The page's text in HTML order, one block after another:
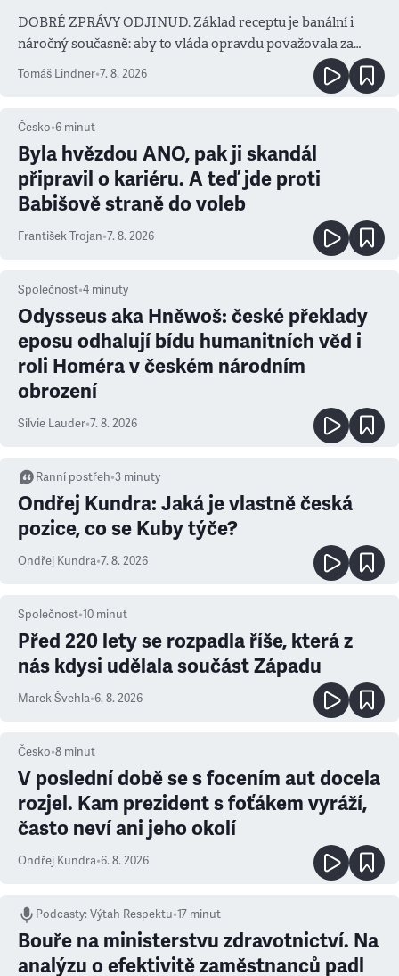
DOBRÉ ZPRÁVY ODJINUD. Základ receptu je banální i
náročný současně: aby to vláda opravdu považovala za
prioritu
Tomáš Lindner•7. 8. 2026
Česko•6 minut
Byla hvězdou ANO, pak ji skandál
připravil o kariéru. A teď jde proti
Babišově straně do voleb
František Trojan•7. 8. 2026
Společnost•4 minuty
Odysseus aka Hněwoš: české překlady
eposu odhalují bídu humanitních věd i
roli Homéra v českém národním
obrození
Silvie Lauder•7. 8. 2026
Ranní postřeh•3 minuty
Ondřej Kundra: Jaká je vlastně česká
pozice, co se Kuby týče?
Ondřej Kundra•7. 8. 2026
Společnost•10 minut
Před 220 lety se rozpadla říše, která z
nás kdysi udělala součást Západu
Marek Švehla•6. 8. 2026
Česko•8 minut
V poslední době se s focením aut docela
rozjel. Kam prezident s foťákem vyráží,
často neví ani jeho okolí
Ondřej Kundra•6. 8. 2026
Podcasty:Výtah Respektu•17 minut
Bouře na ministerstvu zdravotnictví. Na
analýzu o efektivitě zaměstnanců padl